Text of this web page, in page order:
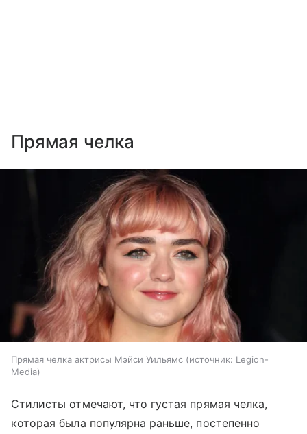
Прямая челка
Прямая челка актрисы Мэйси Уильямс источник: Legion-
Media
Стилисты отмечают, что густая прямая челка,
которая была популярна раньше, постепенно